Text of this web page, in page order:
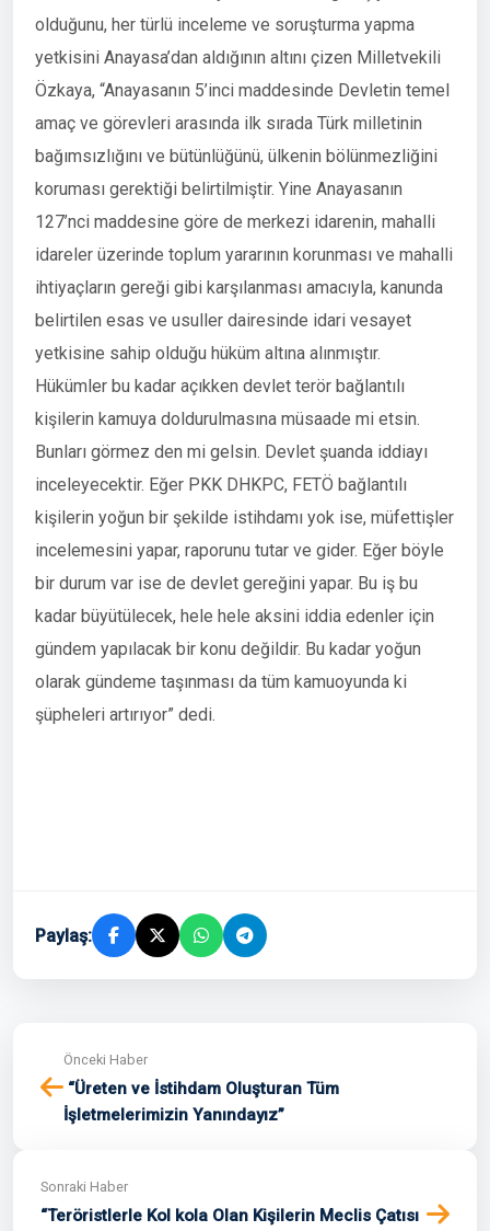
olduğunu, her türlü inceleme ve soruşturma yapma
yetkisini Anayasa’dan aldığının altını çizen Milletvekili
Özkaya, “Anayasanın 5’inci maddesinde Devletin temel
amaç ve görevleri arasında ilk sırada Türk milletinin
bağımsızlığını ve bütünlüğünü, ülkenin bölünmezliğini
koruması gerektiği belirtilmiştir. Yine Anayasanın
127’nci maddesine göre de merkezi idarenin, mahalli
idareler üzerinde toplum yararının korunması ve mahalli
ihtiyaçların gereği gibi karşılanması amacıyla, kanunda
belirtilen esas ve usuller dairesinde idari vesayet
yetkisine sahip olduğu hüküm altına alınmıştır.
Hükümler bu kadar açıkken devlet terör bağlantılı
kişilerin kamuya doldurulmasına müsaade mi etsin.
Bunları görmez den mi gelsin. Devlet şuanda iddiayı
inceleyecektir. Eğer PKK DHKPC, FETÖ bağlantılı
kişilerin yoğun bir şekilde istihdamı yok ise, müfettişler
incelemesini yapar, raporunu tutar ve gider. Eğer böyle
bir durum var ise de devlet gereğini yapar. Bu iş bu
kadar büyütülecek, hele hele aksini iddia edenler için
gündem yapılacak bir konu değildir. Bu kadar yoğun
olarak gündeme taşınması da tüm kamuoyunda ki
şüpheleri artırıyor” dedi.
Paylaş:
Önceki Haber
“Üreten ve İstihdam Oluşturan Tüm
İşletmelerimizin Yanındayız”
Sonraki Haber
“Teröristlerle Kol kola Olan Kişilerin Meclis Çatısı